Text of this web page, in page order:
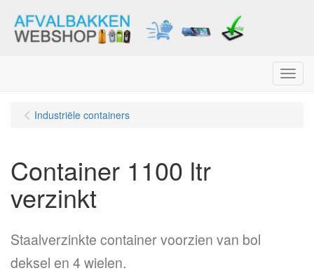
Menu
Industriële containers
Container 1100 ltr
verzinkt
Staalverzinkte container voorzien van bol
deksel en 4 wielen.